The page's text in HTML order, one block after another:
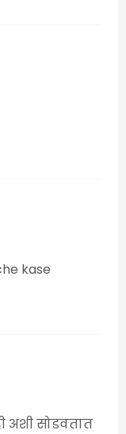
kase
अशी सोडवतात